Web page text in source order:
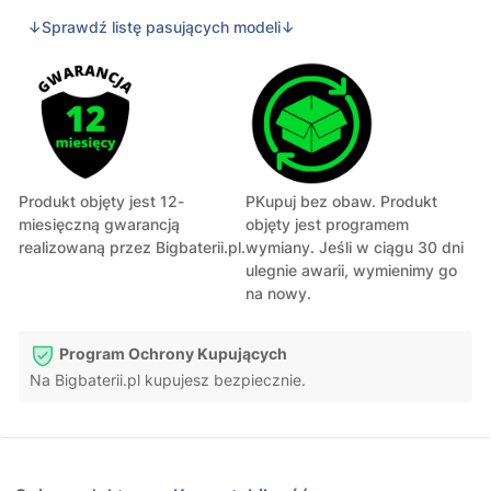
↓Sprawdź listę pasujących modeli↓
Produkt objęty jest 12-
miesięczną gwarancją
realizowaną przez Bigbaterii.pl.
PKupuj bez obaw. Produkt
objęty jest programem
wymiany. Jeśli w ciągu 30 dni
ulegnie awarii, wymienimy go
na nowy.
Program Ochrony Kupujących
Na Bigbaterii.pl kupujesz bezpiecznie.